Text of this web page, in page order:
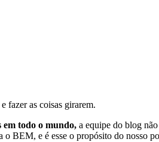
fazer as coisas girarem.
em todo o mundo, a equipe do blog
o BEM, e é esse o propósito do nosso